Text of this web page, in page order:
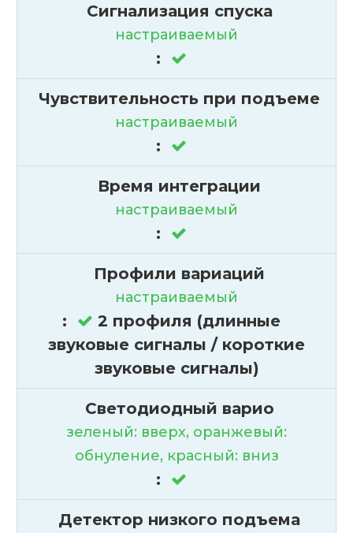
Сигнализация спуска
настраиваемый
:
Чувствительность при подъеме
настраиваемый
:
Время интеграции
настраиваемый
:
Профили вариаций
настраиваемый
:
2 профиля (длинные
звуковые сигналы / короткие
звуковые сигналы)
Светодиодный варио
зеленый: вверх, оранжевый:
обнуление, красный: вниз
:
Детектор низкого подъема